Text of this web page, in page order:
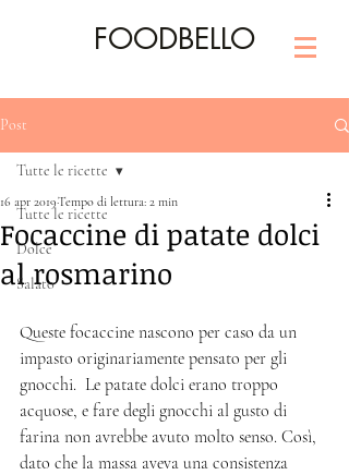
FOODBELLO
Post
Tutte le ricette
Dolce
Salato
Tutte le ricette
Focaccine di patate dolci
al rosmarino
16 apr 2019Tempo di lettura: 2 min
Queste focaccine nascono per caso da un
impasto originariamente pensato per gli
gnocchi.  Le patate dolci erano troppo
acquose, e fare degli gnocchi al gusto di
farina non avrebbe avuto molto senso. Così,
dato che la massa aveva una consistenza